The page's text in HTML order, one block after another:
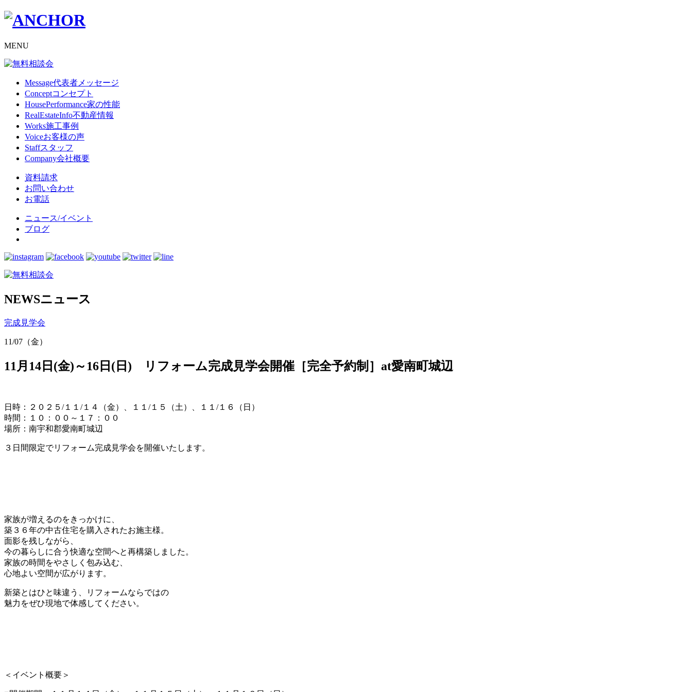
MENU
Message代表者メッセージ
Conceptコンセプト
HousePerformance家の性能
RealEstateInfo不動産情報
Works施工事例
Voiceお客様の声
Staffスタッフ
Company会社概要
資料請求
お問い合わせ
お電話
ニュース/イベント
ブログ
NEWSニュース
完成見学会
11/07（金）
11月14日(金)～16日(日) リフォーム完成見学会開催［完全予約制］at愛南町城辺
日時：２０２５/１１/１４（金）、１１/１５（土）、１１/１６（日）
時間：１０：００～１７：００
場所：南宇和郡愛南町城辺
３日間限定でリフォーム完成見学会を開催いたします。
家族が増えるのをきっかけに、
築３６年の中古住宅を購入されたお施主様。
面影を残しながら、
今の暮らしに合う快適な空間へと再構築しました。
家族の時間をやさしく包み込む、
心地よい空間が広がります。
新築とはひと味違う、リフォームならではの
魅力をぜひ現地で体感してください。
＜イベント概要＞